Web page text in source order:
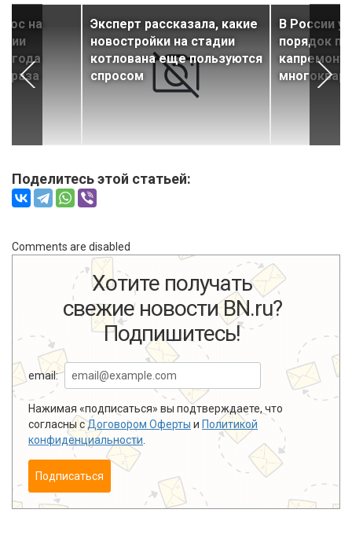
на
года
раза
Эксперт рассказала, какие
новостройки на стадии
котлована еще пользуются
спросом
В России
порядок
Поделитесь этой статьей:
Comments are disabled
Хотите получать
свежие новости BN.ru?
Подпишитесь!
email:
Нажимая «подписаться» вы подтверждаете, что
согласны сДоговором Оферты и Политикой
конфиденциальности
Подписаться